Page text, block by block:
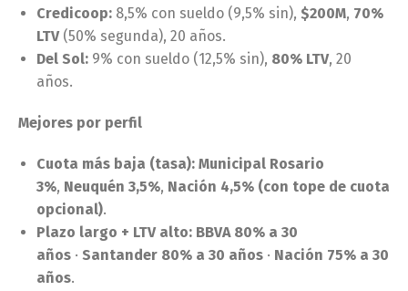
Credicoop: 8,5% con sueldo (9,5% sin), $200M, 70%
LTV(50% segunda), 20 años.
Del Sol: 9% con sueldo (12,5% sin), 80% LTV, 20
años.
Mejores por perfil
Cuota más baja (tasa): Municipal Rosario
3%, Neuquén 3,5%, Nación 4,5% (con tope de cuota
opcional).
Plazo largo + LTV alto: BBVA 80% a 30
años · Santander 80% a 30 años · Nación 75% a 30
años.